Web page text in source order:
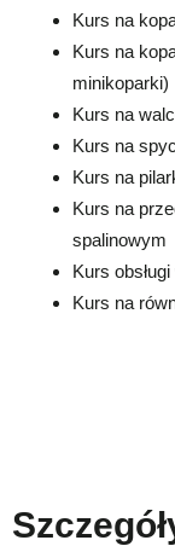
Kurs na
Kurs na
minikoparki)
Kurs na
Kurs na
Kurs na
Kurs na
spalinowym
Kurs obsługi
Kurs na